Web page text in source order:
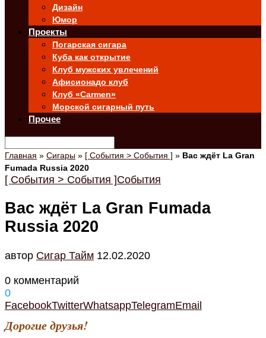
Дизайн
Юмор
Проекты
Погарская сигара
Куба как открытие
Клуб мужских увлечений
Афисионадо клуб
Клуб «Carmen»
Морской сигарный путь
Прочее
Главная » Сигары » [ События > События ] » Вас ждёт La Gran
Fumada Russia 2020
[ События > События ]События
Вас ждёт La Gran Fumada
Russia 2020
автор Cигар Тайм 12.02.2020
0 комментарий
0
FacebookTwitterWhatsappTelegramEmail
Дорогие друзья!